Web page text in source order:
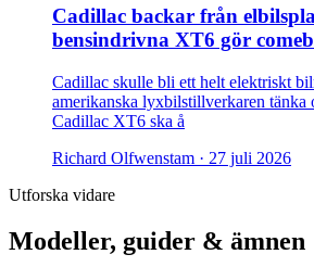
Cadillac backar från
bensindrivna XT6 gör
Cadillac skulle bli ett helt elektriskt
amerikanska lyxbilstillverkaren tänka
Cadillac XT6 ska å
Richard Olfwenstam · 27 juli 2026
Utforska vidare
Modeller, guider & ämnen